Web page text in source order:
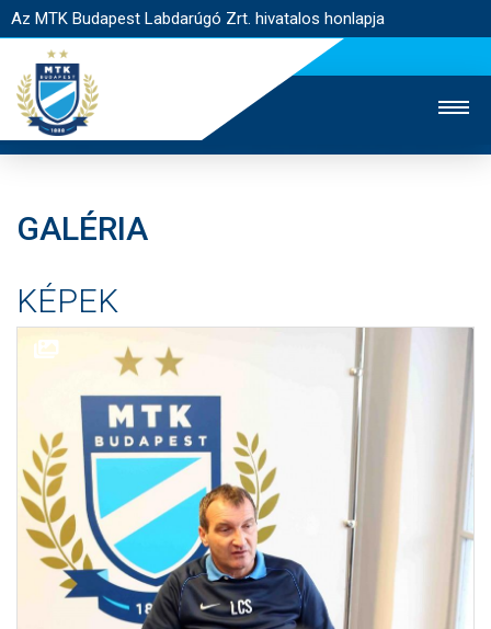
Az MTK Budapest Labdarúgó Zrt. hivatalos honlapja
JEGYÉRTÉKESÍTÉS
EGYESÜLET
KAPCSOLAT
HÍREK
CSAPATOK
MÉRKŐZÉSEK
KLUB
GALÉRIA
GALÉRIA
KÉPEK